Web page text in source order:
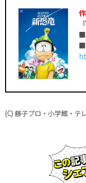
■
■
(C) 藤子プロ・小学館・テ